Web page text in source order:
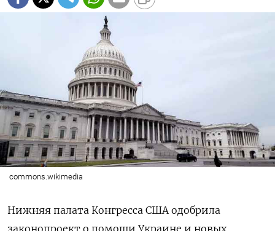
commons.wikimedia
Нижняя палата Конгресса США одобрила
законопроект о помощи Украине и новых